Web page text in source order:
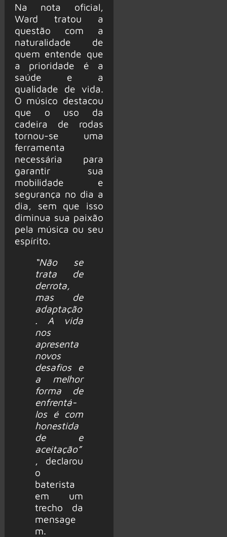
Na nota oficial,
Ward tratou a
questão com a
naturalidade de
quem entende que
a prioridade é a
saúde e a
qualidade de vida.
O músico destacou
que o uso da
cadeira de rodas
tornou-se uma
ferramenta
necessária para
garantir sua
mobilidade e
segurança no dia a
dia, sem que isso
diminua sua paixão
pela música ou seu
espírito.
“Não se
trata de
derrota,
mas de
adaptação
. A vida
nos
apresenta
novos
desafios e
a melhor
forma de
enfrentá-
los é com
honestida
de e
aceitação”
, declarou
o
baterista
em um
trecho da
mensage
m.